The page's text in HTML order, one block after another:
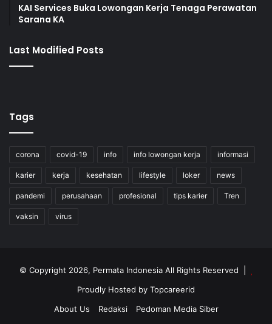
KAI Services Buka Lowongan Kerja Tenaga Perawatan
Sarana KA
Last Modified Posts
Tags
corona covid-19 info info lowongan kerja informasi
karier kerja kesehatan lifestyle loker news
pandemi perusahaan profesional tips karier Tren
vaksin virus
© Copyright 2026, Permata Indonesia All Rights Reserved |
Proudly Hosted by Topcareerid
About Us
Redaksi Pedoman Media Siber